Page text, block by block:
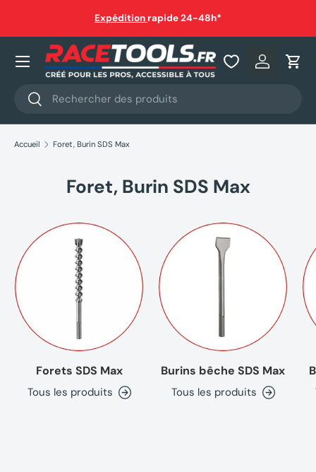
Aller au contenu
Expédition rapide 24-48h*
Recherche
Rechercher
Se
Nos produits
Accueil Foret, Burin SDS Max
Foret, Burin SDS Max
Forets SDS Max
Tous les produits
Burins bêche SDS Max
Tous les produits